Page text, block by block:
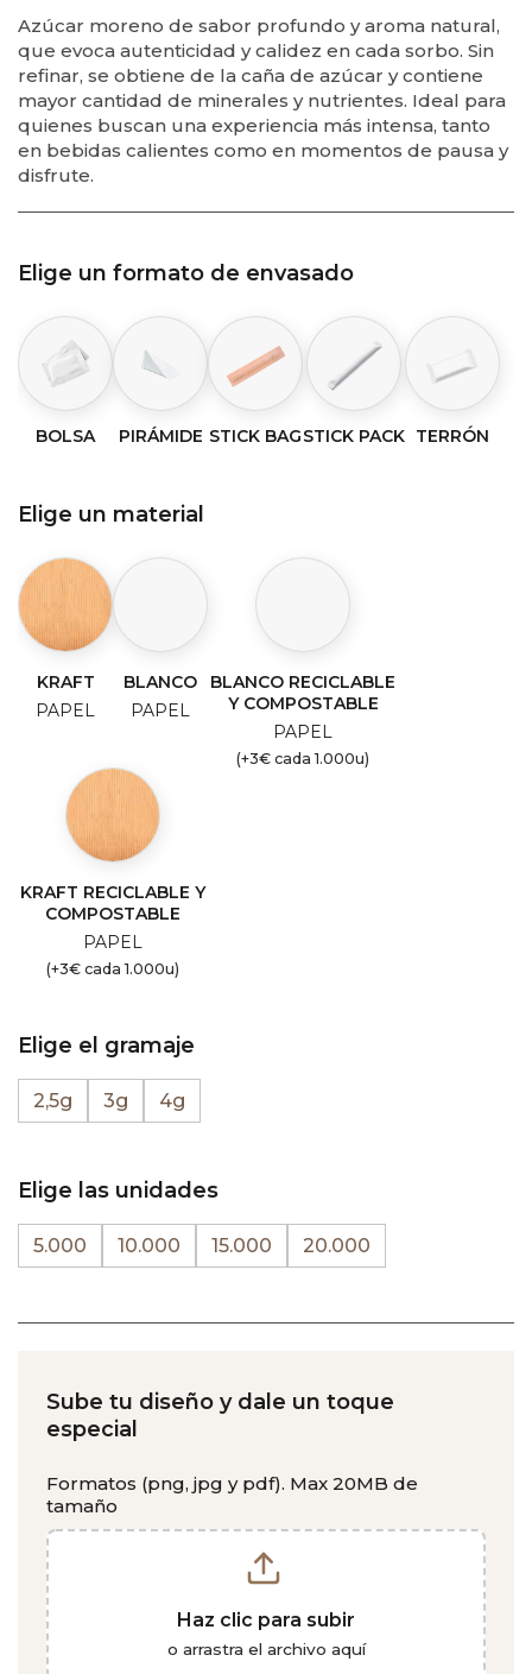
Azúcar moreno de sabor profundo y aroma natural,
que evoca autenticidad y calidez en cada sorbo. Sin
refinar, se obtiene de la caña de azúcar y contiene
mayor cantidad de minerales y nutrientes. Ideal para
quienes buscan una experiencia más intensa, tanto
en bebidas calientes como en momentos de pausa y
disfrute.
Elige un formato de envasado
BOLSA PIRÁMIDE STICK BAGSTICK PACK TERRÓN
Elige un material
KRAFT
PAPEL
BLANCO
PAPEL
BLANCO RECICLABLE
Y COMPOSTABLE
PAPEL
(+3€ cada 1.000u)
KRAFT RECICLABLE Y
COMPOSTABLE
PAPEL
(+3€ cada 1.000u)
Elige el gramaje
2,5g 3g 4g
Elige las unidades
5.000 10.000 15.000 20.000
Sube tu diseño y dale un toque
especial
Formatos (png, jpg y pdf). Max 20MB de
tamaño
Haz clic para subir
o arrastra el archivo aquí